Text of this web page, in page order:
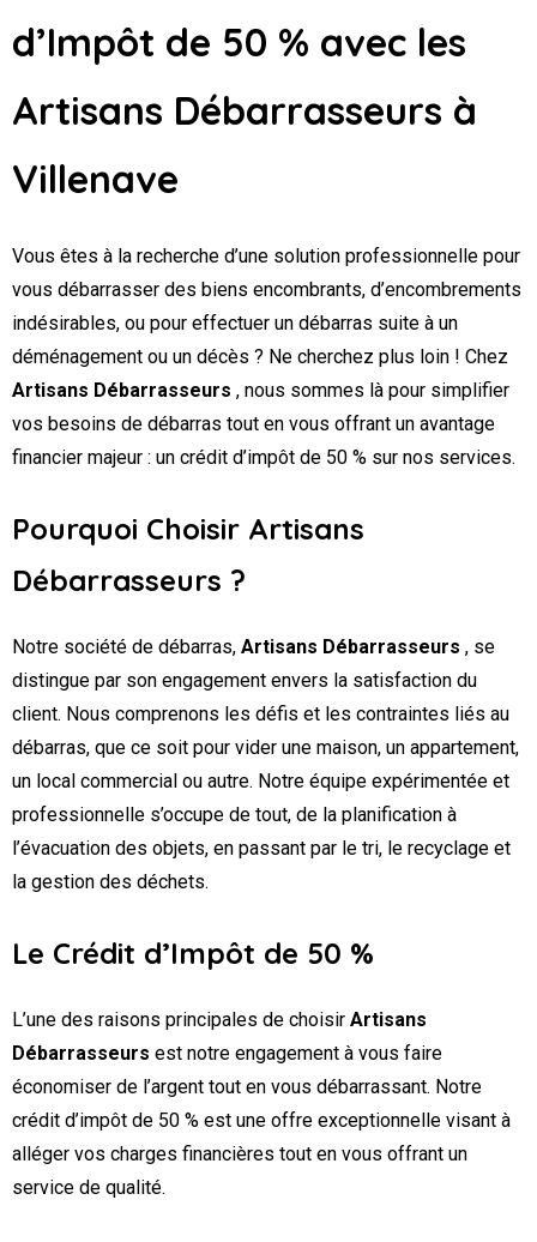
d’Impôt de 50 % avec les
Artisans Débarrasseurs à
Villenave
Vous êtes à la recherche d’une solution professionnelle pour
vous débarrasser des biens encombrants, d’encombrements
indésirables, ou pour effectuer un débarras suite à un
déménagement ou un décès ? Ne cherchez plus loin ! Chez
Artisans Débarrasseurs , nous sommes là pour simplifier
vos besoins de débarras tout en vous offrant un avantage
financier majeur : un crédit d’impôt de 50 % sur nos services.
Pourquoi Choisir Artisans
Débarrasseurs ?
Notre société de débarras, Artisans Débarrasseurs , se
distingue par son engagement envers la satisfaction du
client. Nous comprenons les défis et les contraintes liés au
débarras, que ce soit pour vider une maison, un appartement,
un local commercial ou autre. Notre équipe expérimentée et
professionnelle s’occupe de tout, de la planification à
l’évacuation des objets, en passant par le tri, le recyclage et
la gestion des déchets.
Le Crédit d’Impôt de 50 %
L’une des raisons principales de choisir Artisans
Débarrasseurs est notre engagement à vous faire
économiser de l’argent tout en vous débarrassant. Notre
crédit d’impôt de 50 % est une offre exceptionnelle visant à
alléger vos charges financières tout en vous offrant un
service de qualité.